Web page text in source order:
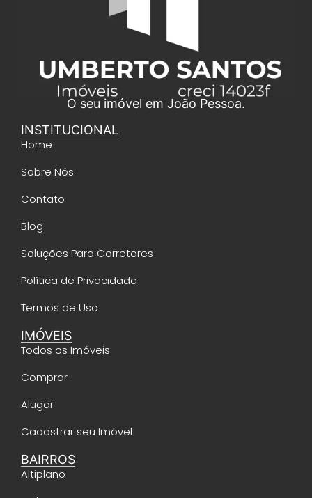
O seu imóvel em João Pessoa.
INSTITUCIONAL
Home
Sobre Nós
Contato
Blog
Soluções Para Corretores
Política de Privacidade
Termos de Uso
IMÓVEIS
Todos os Imóveis
Comprar
Alugar
Cadastrar seu Imóvel
BAIRROS
Altiplano